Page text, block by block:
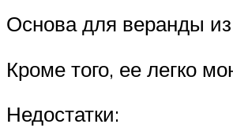
Основа для веранды
Кроме того, ее легко
Недостатки: